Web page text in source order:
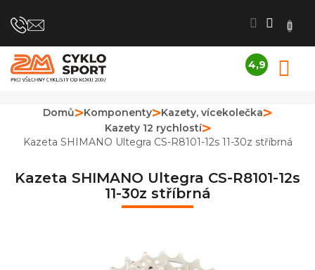
na
4,9
obchodu
je
z
Domů Komponenty
Kazety, vícekolečka
Kazety 12 rychlostí
Kazeta SHIMANO Ultegra CS-R8101-12s 11-30z stříbrná
Kazeta SHIMANO Ultegra CS-R8101-12s
11-30z stříbrná